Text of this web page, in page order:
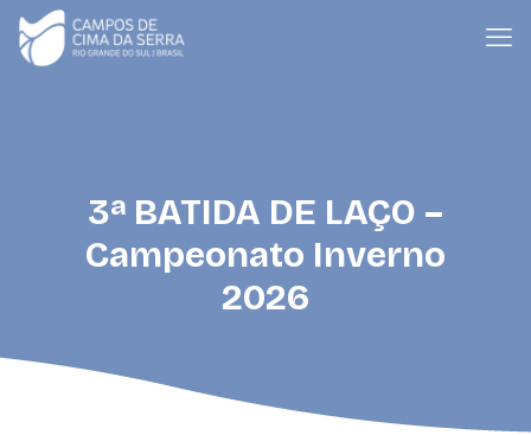
3ª BATIDA DE LAÇO –
Campeonato Inverno
2026